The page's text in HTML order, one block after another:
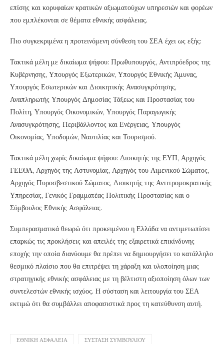
επίσης και κορυφαίων κρατικών αξιωματούχων υπηρεσιών και φορέων
που εμπλέκονται σε θέματα εθνικής ασφάλειας.
Πιο συγκεκριμένα η προτεινόμενη σύνθεση του ΣΕΑ έχει ως εξής:
Τακτικά μέλη με δικαίωμα ψήφου: Πρωθυπουργός, Αντιπρόεδρος της
Κυβέρνησης, Υπουργός Εξωτερικών, Υπουργός Εθνικής Άμυνας,
Υπουργός Εσωτερικών και Διοικητικής Ανασυγκρότησης,
Αναπληρωτής Υπουργός Δημοσίας Τάξεως και Προστασίας του
Πολίτη, Υπουργός Οικονομικών, Υπουργός Παραγωγικής
Ανασυγκρότησης, Περιβάλλοντος και Ενέργειας, Υπουργός
Οικονομίας, Υποδομών, Ναυτιλίας και Τουρισμού.
Τακτικά μέλη χωρίς δικαίωμα ψήφου: Διοικητής της ΕΥΠ, Αρχηγός
ΓΕΕΘΑ, Αρχηγός της Αστυνομίας, Αρχηγός του Λιμενικού Σώματος,
Αρχηγός Πυροσβεστικού Σώματος, Διοικητής της Αντιτρομοκρατικής
Υπηρεσίας, Γενικός Γραμματέας Πολιτικής Προστασίας και ο
Σύμβουλος Εθνικής Ασφάλειας.
Συμπερασματικά θεωρώ ότι προκειμένου η Ελλάδα να αντιμετωπίσει
επαρκώς τις προκλήσεις και απειλές της εξαιρετικά επικίνδυνης
εποχής την οποία διανύουμε θα πρέπει να δημιουργήσει το κατάλληλο
θεσμικό πλαίσιο που θα επιτρέψει τη χάραξη και υλοποίηση μιας
στρατηγικής εθνικής ασφάλειας με τη βέλτιστη αξιοποίηση όλων των
συντελεστών εθνικής ισχύος. Η σύσταση και λειτουργία του ΣΕΑ
εκτιμώ ότι θα συμβάλλει αποφασιστικά προς τη κατεύθυνση αυτή.
ΕΘΝΙΚΉ ΑΣΦΆΛΕΙΑ ΣΎΣΤΑΣΗ ΣΥΜΒΟΥΛΊΟΥ